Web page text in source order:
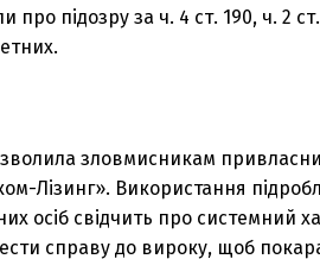
про підозру за ч. 4 ст. 190, ч. 2
зловмисникам
Лізинг». Використання
осіб свідчить про системний
справу до вироку, щоб